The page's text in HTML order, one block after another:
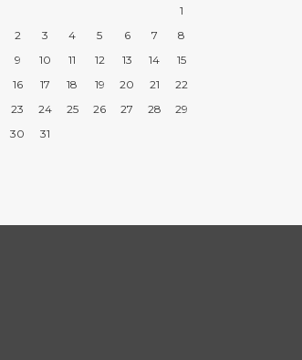
1
2
3 4 5 6 7
8
9
10 11 12 13 14
15
16
17 18 19 20 21
22
23
24 25 26 27 28
29
30
31